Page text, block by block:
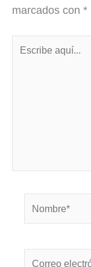
marcados con *